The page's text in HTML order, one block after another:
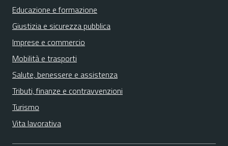
Educazione e formazione
Giustizia e sicurezza pubblica
Imprese e commercio
Mobilità e trasporti
Salute, benessere e assistenza
Tributi, finanze e contravvenzioni
Turismo
Vita lavorativa